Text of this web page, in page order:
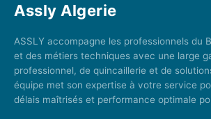
Assly Algerie
ASSLY accompagne les professionnels du
et des métiers techniques avec une large
professionnel, de quincaillerie et de
équipe met son expertise à votre service
délais maîtrisés et performance optimale